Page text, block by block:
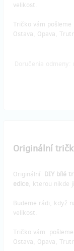
velikost.
Tričko vám pošleme
Ostava, Opava,
Originální
Originální DIY bílé
edice, kterou nikde
Budeme rádi, když
velikost.
Tričko vám pošleme
Ostava, Opava,